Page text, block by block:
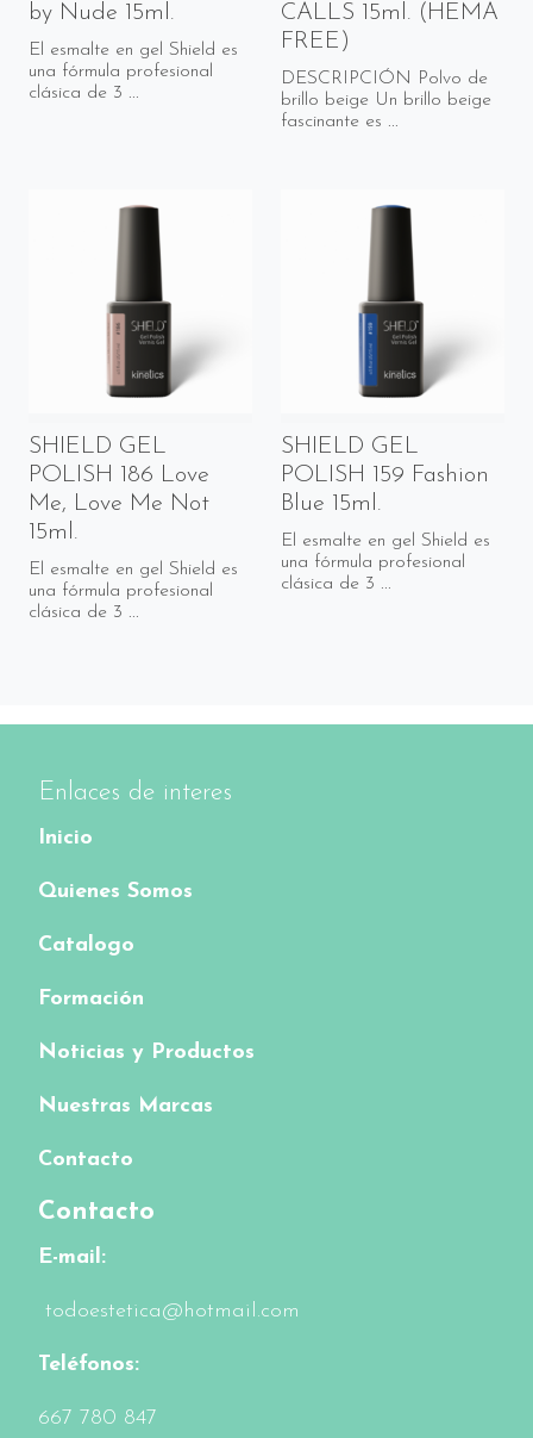
by Nude 15ml.
El esmalte en gel Shield es
una fórmula profesional
clásica de 3 ...
CALLS 15ml. (HEMA
FREE)
DESCRIPCIÓN Polvo de
brillo beige Un brillo beige
fascinante es ...
SHIELD GEL
POLISH 186 Love
Me, Love Me Not
15ml.
El esmalte en gel Shield es
una fórmula profesional
clásica de 3 ...
SHIELD GEL
POLISH 159 Fashion
Blue 15ml.
El esmalte en gel Shield es
una fórmula profesional
clásica de 3 ...
Enlaces de interes
Inicio
Quienes Somos
Catalogo
Formación
Noticias y Productos
Nuestras Marcas
Contacto
Contacto
E-mail:
todoestetica@hotmail.com
Teléfonos:
667 780 847